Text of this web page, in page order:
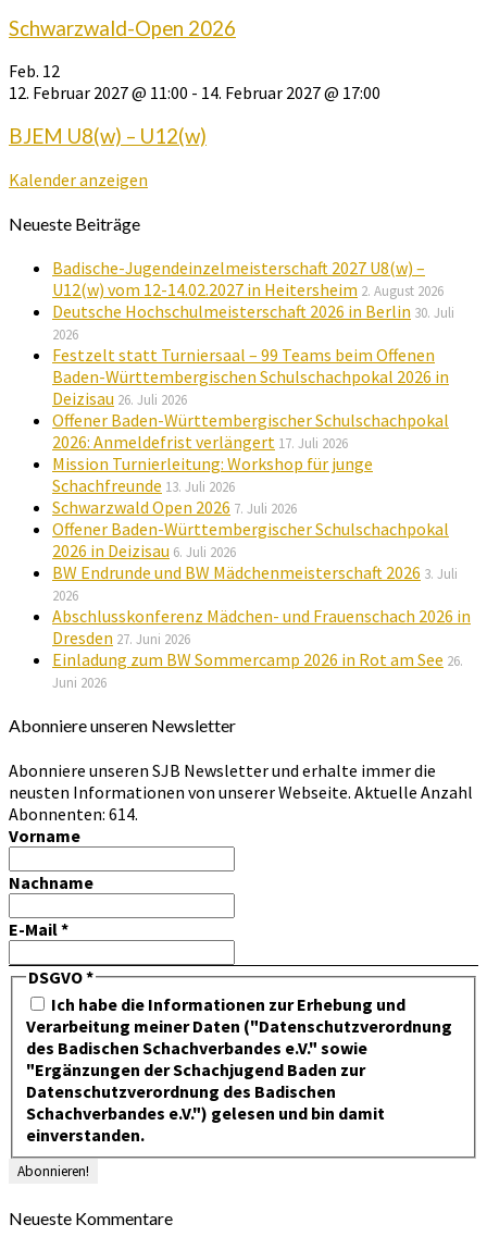
Schwarzwald-Open 2026
Feb. 12
12. Februar 2027 @ 11:00 - 14. Februar 2027 @ 17:00
BJEM U8(w) – U12(w)
Kalender anzeigen
Neueste Beiträge
Badische-Jugendeinzelmeisterschaft 2027 U8(w) –
U12(w) vom 12-14.02.2027 in Heitersheim 2. August 2026
Deutsche Hochschulmeisterschaft 2026 in Berlin 30. Juli
2026
Festzelt statt Turniersaal – 99 Teams beim Offenen
Baden-Württembergischen Schulschachpokal 2026 in
Deizisau 26. Juli 2026
Offener Baden-Württembergischer Schulschachpokal
2026: Anmeldefrist verlängert 17. Juli 2026
Mission Turnierleitung: Workshop für junge
Schachfreunde 13. Juli 2026
Schwarzwald Open 2026 7. Juli 2026
Offener Baden-Württembergischer Schulschachpokal
2026 in Deizisau 6. Juli 2026
BW Endrunde und BW Mädchenmeisterschaft 2026 3. Juli
2026
Abschlusskonferenz Mädchen- und Frauenschach 2026 in
Dresden 27. Juni 2026
Einladung zum BW Sommercamp 2026 in Rot am See 26.
Juni 2026
Abonniere unseren Newsletter
Abonniere unseren SJB Newsletter und erhalte immer die
neusten Informationen von unserer Webseite. Aktuelle Anzahl
Abonnenten: 614.
Vorname
Nachname
E-Mail*
DSGVO*
Ich habe die Informationen zur Erhebung und
Verarbeitung meiner Daten ("Datenschutzverordnung
des Badischen Schachverbandes e.V." sowie
"Ergänzungen der Schachjugend Baden zur
Datenschutzverordnung des Badischen
Schachverbandes e.V.") gelesen und bin damit
einverstanden.
Neueste Kommentare